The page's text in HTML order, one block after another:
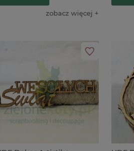
zobacz więcej